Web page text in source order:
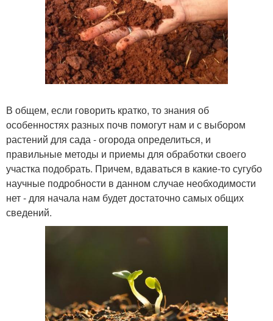
В общем, если говорить кратко, то знания об
особенностях разных почв помогут нам и с выбором
растений для сада - огорода определиться, и
правильные методы и приемы для обработки своего
участка подобрать. Причем, вдаваться в какие-то сугубо
научные подробности в данном случае необходимости
нет - для начала нам будет достаточно самых общих
сведений.